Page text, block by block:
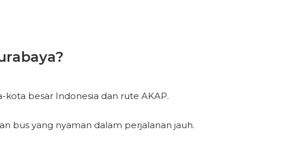
besar Indonesia dan rute AKAP.
bus yang nyaman dalam perjalanan jauh.